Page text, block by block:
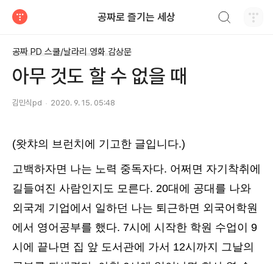
공짜로 즐기는 세상
공짜 PD 스쿨/날라리 영화 감상문
아무 것도 할 수 없을 때
김민식pd 2020. 9. 15. 05:48
(왓챠의 브런치에 기고한 글입니다.)
고백하자면 나는 노력 중독자다. 어쩌면 자기착취에
길들여진 사람인지도 모른다. 20대에 공대를 나와
외국계 기업에서 일하던 나는 퇴근하면 외국어학원
에서 영어공부를 했다. 7시에 시작한 학원 수업이 9
시에 끝나면 집 앞 도서관에 가서 12시까지 그날의